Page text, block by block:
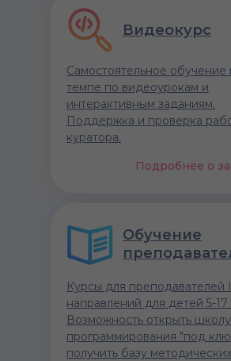
Самостоятельное обучение
темпе по видеоурокам и
интерактивным заданиям.
Поддержка и проверка
куратора.
Подробнее о
Видеокурс
Курсы для преподавателей
направлений для детей 5-17
Возможность открыть школу
программирования "под
получить базу методических
Обучение